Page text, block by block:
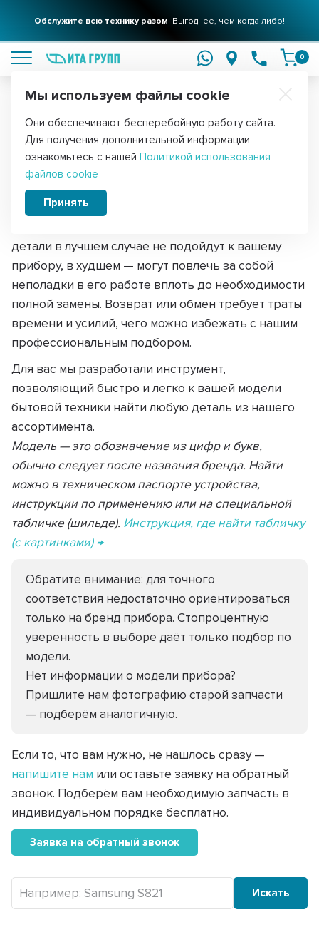
Обслужите всю технику разом Выгоднее, чем когда либо!
0
Главная
Поиск запчастей по моделям
Подобрать идеально совместимую запчасть на
замену — задача настолько же сложная,
детали в лучшем случае не подойдут к вашему
прибору, в худшем — могут повлечь за собой
неполадки в его работе вплоть до необходимости
полной замены. Возврат или обмен требует траты
времени и усилий, чего можно избежать с нашим
профессиональным подбором.
Для вас мы разработали инструмент,
позволяющий быстро и легко к вашей модели
бытовой техники найти любую деталь из нашего
ассортимента.
Модель — это обозначение из цифр и букв,
обычно следует после названия бренда. Найти
можно в техническом паспорте устройства,
инструкции по применению или на специальной
табличке (шильде). Инструкция, где найти табличку
(с картинками) →
Обратите внимание: для точного
соответствия недостаточно ориентироваться
только на бренд прибора. Стопроцентную
уверенность в выборе даёт только подбор по
модели.
Нет информации о модели прибора?
Пришлите нам фотографию старой запчасти
— подберём аналогичную.
Если то, что вам нужно, не нашлось сразу —
напишите нам или оставьте заявку на обратный
звонок. Подберём вам необходимую запчасть в
индивидуальном порядке бесплатно.
Заявка на обратный звонок
Искать
Мы используем файлы cookie
Они обеспечивают бесперебойную работу сайта.
Для получения дополнительной информации
ознакомьтесь с нашей Политикой использования
файлов cookie
Принять